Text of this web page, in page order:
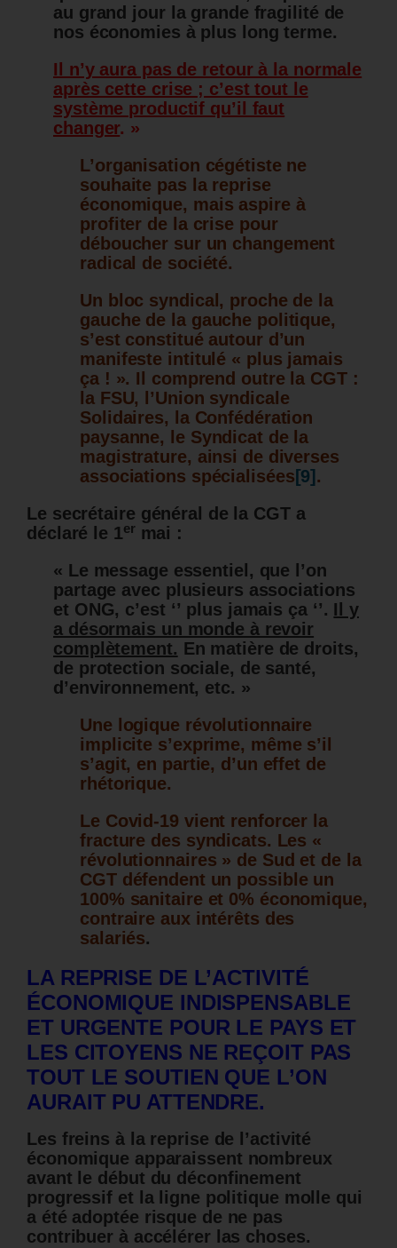
au grand jour la grande fragilité de
nos économies à plus long terme.
Il n’y aura pas de retour à la normale
après cette crise ; c’est tout le
système productif qu’il faut
changer. »
L’organisation cégétiste ne
souhaite pas la reprise
économique, mais aspire à
profiter de la crise pour
déboucher sur un changement
radical de société.
Un bloc syndical, proche de la
gauche de la gauche politique,
s’est constitué autour d’un
manifeste intitulé « plus jamais
ça ! ». Il comprend outre la CGT :
la FSU, l’Union syndicale
Solidaires, la Confédération
paysanne, le Syndicat de la
magistrature, ainsi de diverses
associations spécialisées [9] .
Le secrétaire général de la CGT a
déclaré le 1ermai :
« Le message essentiel, que l’on
partage avec plusieurs associations
et ONG, c’est ‘’ plus jamais ça ‘’. Il y
a désormais un monde à revoir
complètement. En matière de droits,
de protection sociale, de santé,
d’environnement, etc. »
Une logique révolutionnaire
implicite s’exprime, même s’il
s’agit, en partie, d’un effet de
rhétorique.
Le Covid-19 vient renforcer la
fracture des syndicats. Les «
révolutionnaires » de Sud et de la
CGT défendent un possible un
100% sanitaire et 0% économique,
contraire aux intérêts des
salariés.
LA REPRISE DE L’ACTIVITÉ
ÉCONOMIQUE INDISPENSABLE
ET URGENTE POUR LE PAYS ET
LES CITOYENS NE REÇOIT PAS
TOUT LE SOUTIEN QUE L’ON
AURAIT PU ATTENDRE.
Les freins à la reprise de l’activité
économique apparaissent nombreux
avant le début du déconfinement
progressif et la ligne politique molle qui
a été adoptée risque de ne pas
contribuer à accélérer las choses.